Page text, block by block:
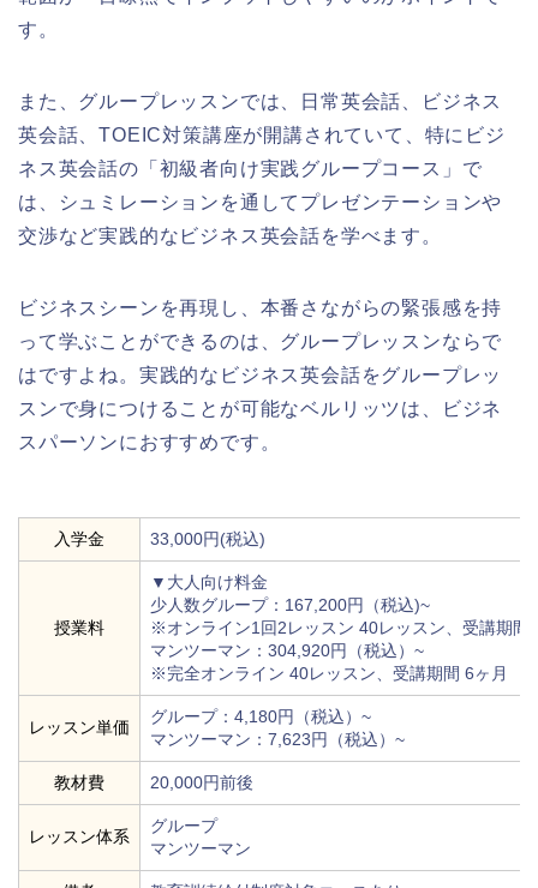
す。
また、グループレッスンでは、日常英会話、ビジネス
英会話、TOEIC対策講座が開講されていて、特にビジ
ネス英会話の「初級者向け実践グループコース」で
は、シュミレーションを通してプレゼンテーションや
交渉など実践的なビジネス英会話を学べます。
ビジネスシーンを再現し、本番さながらの緊張感を持
って学ぶことができるのは、グループレッスンならで
はですよね。実践的なビジネス英会話をグループレッ
スンで身につけることが可能なベルリッツは、ビジネ
スパーソンにおすすめです。
入学金 33,000円(税込)
授業料
▼大人向け料金
少人数グループ：167,200円（税込)~
※オンライン1回2レッスン 40レッスン、受講期間
マンツーマン：304,920円（税込）~
※完全オンライン 40レッスン、受講期間 6ヶ月
レッスン単価
グループ：4,180円（税込）~
マンツーマン：7,623円（税込）~
教材費 20,000円前後
レッスン体系
グループ
マンツーマン